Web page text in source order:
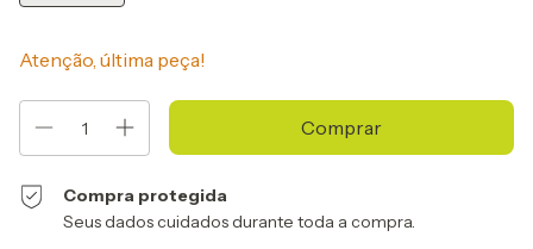
Atenção, última peça!
Compra protegida
Seus dados cuidados durante toda a compra.